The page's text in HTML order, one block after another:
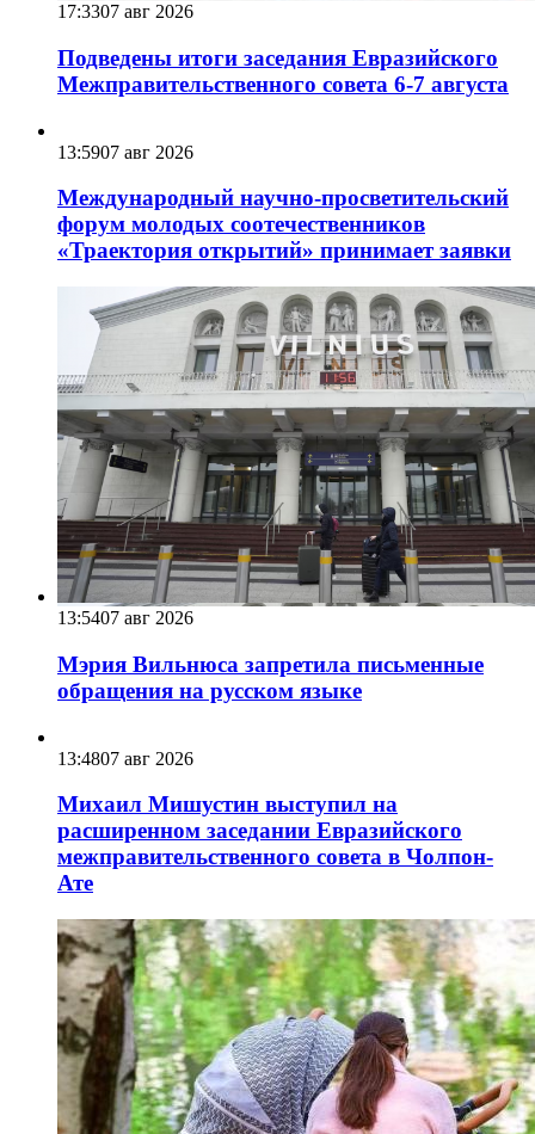
17:3307 авг 2026
Подведены итоги заседания Евразийского
Межправительственного совета 6-7 августа
13:5907 авг 2026
Международный научно-просветительский
форум молодых соотечественников
«Траектория открытий» принимает заявки
13:5407 авг 2026
Мэрия Вильнюса запретила письменные
обращения на русском языке
13:4807 авг 2026
Михаил Мишустин выступил на
расширенном заседании Евразийского
межправительственного совета в Чолпон-
Ате